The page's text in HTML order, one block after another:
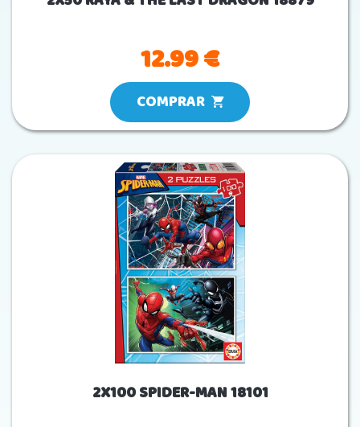
12.99 €
COMPRAR
2X100 SPIDER-MAN 18101